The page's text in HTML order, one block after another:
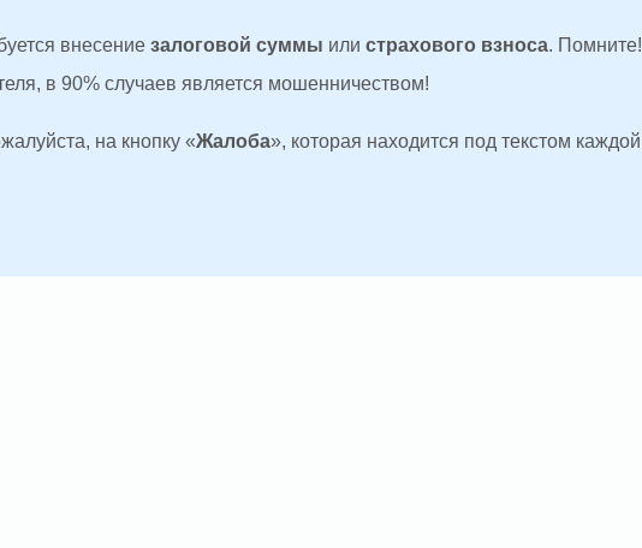
внесение залоговой суммы или страхового взноса. Помните!
в 90% случаев является мошенничеством!
на кнопку «Жалоба», которая находится под текстом каждой